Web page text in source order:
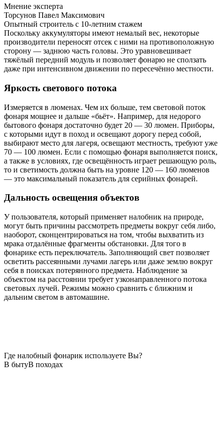
Мнение эксперта
Торсунов Павел Максимович
Опытный строитель с 10-летним стажем
Поскольку аккумуляторы имеют немалый вес, некоторые
производители переносят отсек с ними на противоположную
сторону — заднюю часть головы. Это уравновешивает
тяжёлый передний модуль и позволяет фонарю не сползать
даже при интенсивном движении по пересечённо местности.
Яркость светового потока
Измеряется в люменах. Чем их больше, тем световой поток
фонаря мощнее и дальше «бьёт». Например, для недорого
бытового фонаря достаточно будет 20 — 30 люмен. Приборы,
с которыми идут в поход и освещают дорогу перед собой,
выбирают место для лагеря, освещают местность, требуют уже
70 — 100 люмен. Если с помощью фонаря выполняется поиск,
а также в условиях, где освещённость играет решающую роль,
то и светимость должна быть на уровне 120 — 160 люменов
— это максимальный показатель для серийных фонарей.
Дальность освещения объектов
У пользователя, который применяет налобник на природе,
могут быть причины рассмотреть предметы вокруг себя либо,
наоборот, сконцентрироваться на том, чтобы выхватить из
мрака отдалённые фрагменты обстановки. Для того в
фонарике есть переключатель. Заполняющий свет позволяет
осветить рассеянными лучами лагерь или даже землю вокруг
себя в поисках потерянного предмета. Наблюдение за
объектом на расстоянии требует узконаправленного потока
световых лучей. Режимы можно сравнить с ближним и
дальним светом в автомашине.
Где налобный фонарик используете Вы?
В бытуВ походах